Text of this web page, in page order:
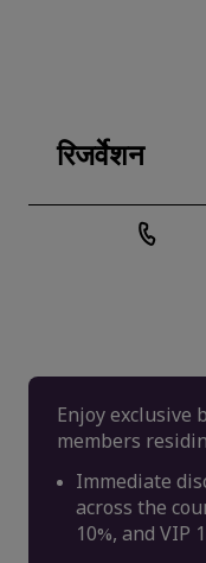
रिजर्वेशन
Enjoy exclusive
members
Immediate
across the
10%, and VIP